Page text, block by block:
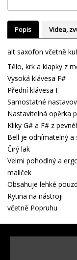
Popis Videa,
alt saxofon včetně
Tělo, krk a klapky z
Vysoká klávesa F#
Přední klávesa F
Samostatné
Nastavitelná opěrka
Kliky G# a F# z
Bell je odnímatelný a
Čirý lak
Velmi pohodlný a
malíček
Obsahuje lehké
Rytina na nástroji
včetně Popruhu